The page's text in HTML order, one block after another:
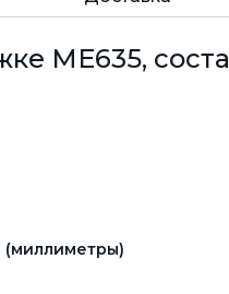
ME635,
(миллиметры)